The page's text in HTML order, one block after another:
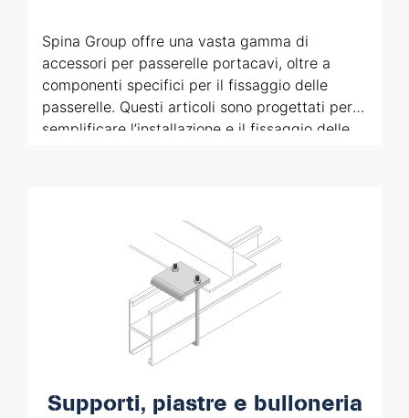
Spina Group offre una vasta gamma di
accessori per passerelle portacavi, oltre a
componenti specifici per il fissaggio delle
passerelle. Questi articoli sono progettati per
semplificare l’installazione e il fissaggio delle
Supporti, piastre e bulloneria